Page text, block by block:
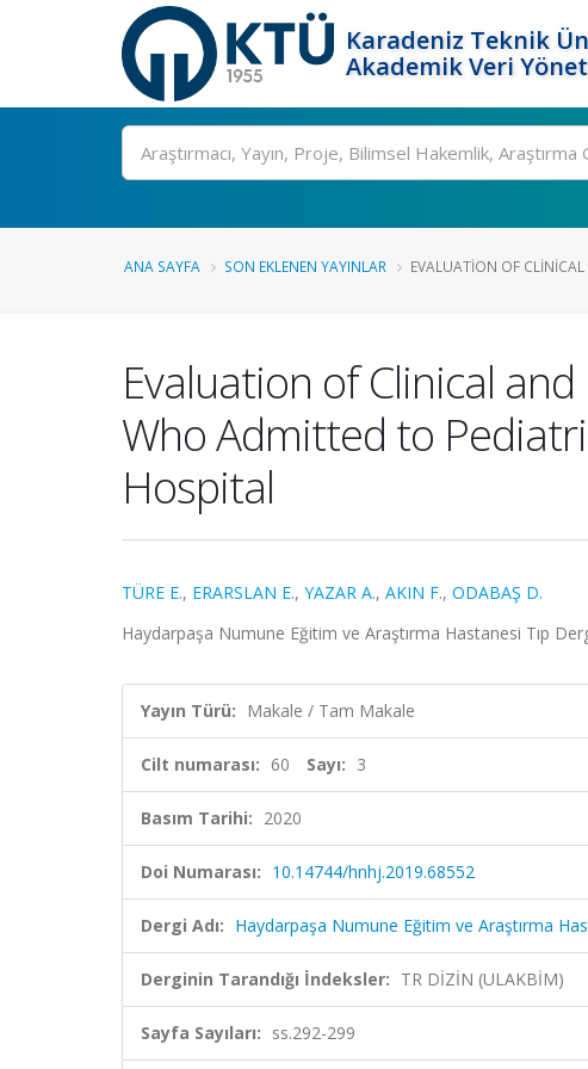
Karadeniz Teknik
Akademik Veri
Ara
ANA SAYFA SON EKLENEN YAYINLAR EVALUATION OF
Evaluation of Clinical
Who Admitted to
Hospital
TÜRE E., ERARSLAN E., YAZAR A., AKIN F., ODABAŞ D.
Haydarpaşa Numune Eğitim ve Araştırma Hastanesi Tıp
Yayın Türü: Makale / Tam Makale
Cilt numarası: 60 Sayı: 3
Basım Tarihi: 2020
Doi Numarası: 10.14744/hnhj.2019.68552
Dergi Adı: Haydarpaşa Numune Eğitim ve Araştırma
Derginin Tarandığı İndeksler: TR DİZİN (ULAKBİM)
Sayfa Sayıları: ss.292-299